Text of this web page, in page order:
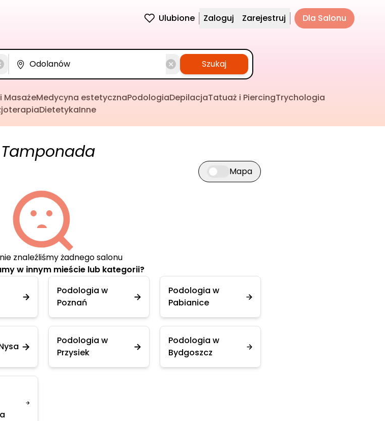
Ulubione Zaloguj Zarejestruj Dla Salonu
Szukaj
MasażeMedycyna estetycznaPodologiaDepilacjaTatuaż i PiercingTrychologia
DietetykaInne
Przełącz widok mapy
Mapa
znaleźliśmy żadnego salonu
w innym mieście lub kategorii?
Podologia w
Poznań
Podologia w
Pabianice
Podologia w
Przysiek
Podologia w
Bydgoszcz